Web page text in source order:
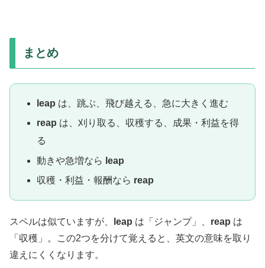
まとめ
leap は、跳ぶ、飛び越える、急に大きく進む
reap は、刈り取る、収穫する、成果・利益を得
る
動きや急増なら leap
収穫・利益・報酬なら reap
スペルは似ていますが、 leap は「ジャンプ」、 reap は
「収穫」。この2つを分けて覚えると、英文の意味を取り
違えにくくなります。